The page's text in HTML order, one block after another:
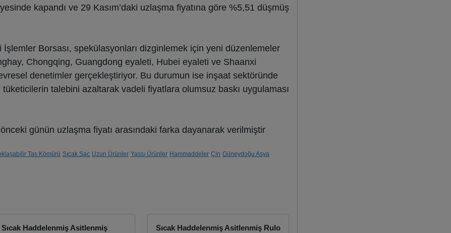
kapandı ve 29 Kasım’daki uzlaşma fiyatına göre %5,51 düşmüş
Borsası, spekülasyonları dizginlemek için yeni düzenlemeler
Chongqing, Guangdong eyaleti, Hubei eyaleti ve Shaanxi
denetimler gerçekleştiriyor. Bu durumun ise inşaat sektöründe
tüketicilerin talebini azaltarak vadeli fiyatlara olumsuz baskı uygulaması
günün uzlaşma fiyatı arasındaki farka dayanarak verilmiştir
Taş Kömürü Sıcak Sac Uzun Ürünler Yassı Ürünler Hammaddeler Çin Güneydoğu Asya
Sıcak Haddelenmiş Asitlenmiş
Sıcak Haddelenmiş Asitlenmiş Rulo